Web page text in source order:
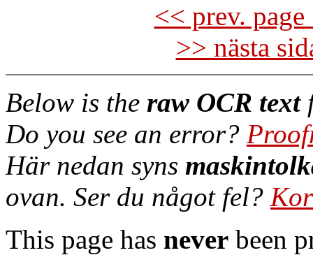
<< prev.
>> nästa
Below is the raw OCR text
Do you see an error?
Här nedan syns
ovan. Ser du något fel?
This page has never been